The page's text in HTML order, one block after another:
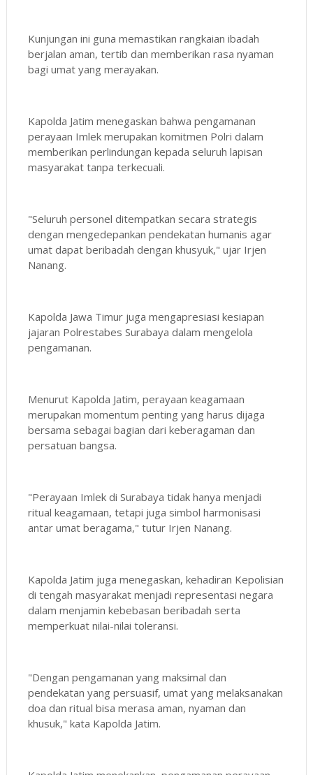
Kunjungan ini guna memastikan rangkaian ibadah
berjalan aman, tertib dan memberikan rasa nyaman
bagi umat yang merayakan.
Kapolda Jatim menegaskan bahwa pengamanan
perayaan Imlek merupakan komitmen Polri dalam
memberikan perlindungan kepada seluruh lapisan
masyarakat tanpa terkecuali.
"Seluruh personel ditempatkan secara strategis
dengan mengedepankan pendekatan humanis agar
umat dapat beribadah dengan khusyuk," ujar Irjen
Nanang.
Kapolda Jawa Timur juga mengapresiasi kesiapan
jajaran Polrestabes Surabaya dalam mengelola
pengamanan.
Menurut Kapolda Jatim, perayaan keagamaan
merupakan momentum penting yang harus dijaga
bersama sebagai bagian dari keberagaman dan
persatuan bangsa.
"Perayaan Imlek di Surabaya tidak hanya menjadi
ritual keagamaan, tetapi juga simbol harmonisasi
antar umat beragama," tutur Irjen Nanang.
Kapolda Jatim juga menegaskan, kehadiran Kepolisian
di tengah masyarakat menjadi representasi negara
dalam menjamin kebebasan beribadah serta
memperkuat nilai-nilai toleransi.
"Dengan pengamanan yang maksimal dan
pendekatan yang persuasif, umat yang melaksanakan
doa dan ritual bisa merasa aman, nyaman dan
khusuk," kata Kapolda Jatim.